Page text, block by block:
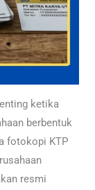
ketika
berbentuk
fotokopi KTP
resmi